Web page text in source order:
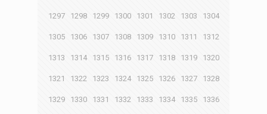
1297 1298 1299 1300 1301 1302 1303 1304
1305 1306 1307 1308 1309 1310 1311 1312
1313 1314 1315 1316 1317 1318 1319 1320
1321 1322 1323 1324 1325 1326 1327 1328
1329 1330 1331 1332 1333 1334 1335 1336